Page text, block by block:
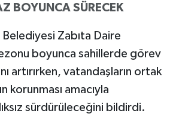
BOYUNCA SÜRECEK
Zabıta Daire
boyunca sahillerde görev
artırırken, vatandaşların ortak
korunması amacıyla
sürdürüleceğini bildirdi.